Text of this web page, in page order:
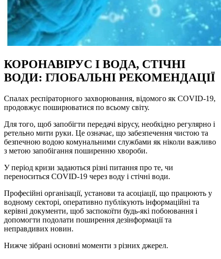
КОРОНАВІРУС І ВОДА, СТІЧНІ
ВОДИ: ГЛОБАЛЬНІ РЕКОМЕНДАЦІЇ
Спалах респіраторного захворювання, відомого як COVID-19,
продовжує поширюватися по всьому світу.
Для того, щоб запобігти передачі вірусу, необхідно регулярно і
ретельно мити руки. Це означає, що забезпечення чистою та
безпечною водою комунальними службами як ніколи важливо
з метою запобігання поширенню хвороби.
У період кризи задаються різні питання про те, чи
переноситься COVID-19 через воду і стічні води.
Професійні організації, установи та асоціації, що працюють у
водному секторі, оперативно публікують інформаційні та
керівні документи, щоб заспокоїти будь-які побоювання і
допомогти подолати поширення дезінформації та
неправдивих новин.
Нижче зібрані основні моменти з різних джерел.